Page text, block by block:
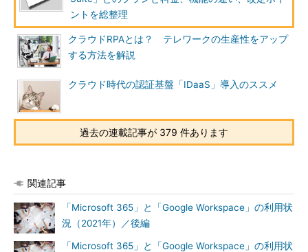
ントを総整理
クラウドRPAとは？ テレワークの生産性をアップ
する方法を解説
クラウド時代の認証基盤「IDaaS」導入のススメ
過去の連載記事が 379 件あります
関連記事
「Microsoft 365」と「Google Workspace」の利用状
況（2021年）／後編
「Microsoft 365」と「Google Workspace」の利用状